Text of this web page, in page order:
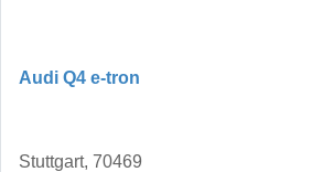
Audi Q4 e-tron
Stuttgart, 70469